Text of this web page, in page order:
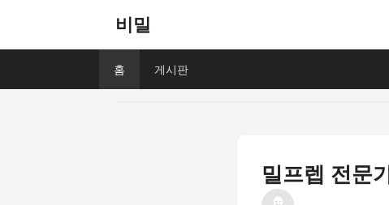
비밀
홈 게시판
밀프렙 전문